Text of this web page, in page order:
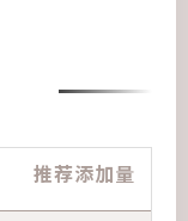
推荐添加量